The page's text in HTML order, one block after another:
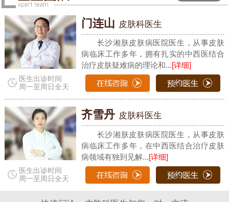
医生出诊时间
周一至周日全天
门连山 皮肤科医生
长沙湘肤皮肤病医院医生，从事皮肤
病临床工作多年，拥有扎实的中西医结合
治疗皮肤疑难病的理论和...[详细]
医生出诊时间
周一至周日全天
齐雪丹 皮肤科医生
长沙湘肤皮肤病医院医生，从事皮肤
病临床工作多年，在中西医结合治疗皮肤
病领域有独到见解...[详细]